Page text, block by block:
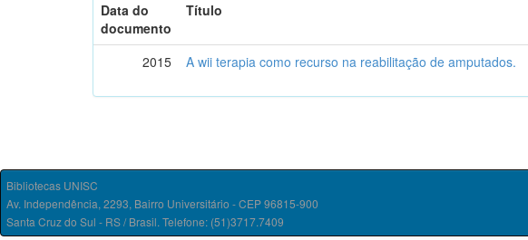
Data do
documento
Título
2015 A wii terapia como recurso na reabilitação de amputados.
Bibliotecas UNISC
Av. Independência, 2293, Bairro Universitário - CEP 96815-900
Santa Cruz do Sul - RS / Brasil. Telefone: (51)3717.7409